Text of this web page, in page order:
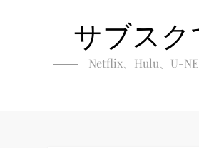
サブス
Netflix、Hulu、U-